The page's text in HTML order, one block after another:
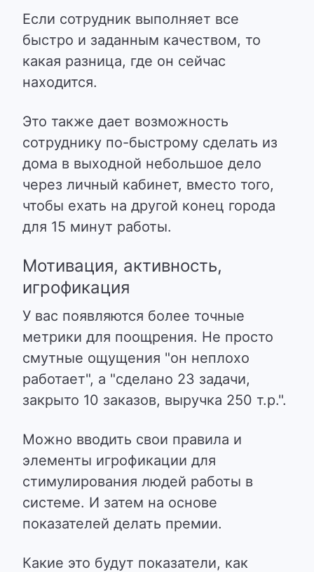
Если сотрудник выполняет все
быстро и заданным качеством, то
какая разница, где он сейчас
находится.
Это также дает возможность
сотруднику по-быстрому сделать из
дома в выходной небольшое дело
через личный кабинет, вместо того,
чтобы ехать на другой конец города
для 15 минут работы.
Мотивация, активность,
игрофикация
У вас появляются более точные
метрики для поощрения. Не просто
смутные ощущения "он неплохо
работает", а "сделано 23 задачи,
закрыто 10 заказов, выручка 250 т.р.".
Можно вводить свои правила и
элементы игрофикации для
стимулирования людей работы в
системе. И затем на основе
показателей делать премии.
Какие это будут показатели, как